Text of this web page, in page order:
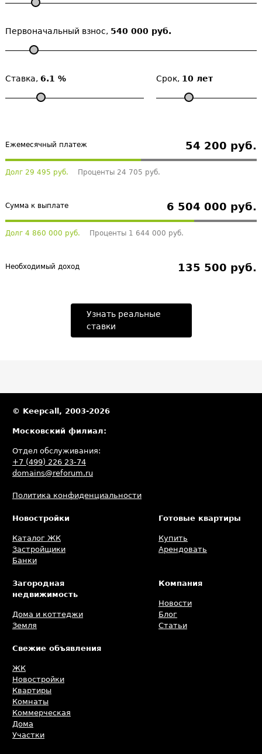
Первоначальный взнос, 540 000 руб.
Ставка, 6.1 % Срок, 10 лет
Ежемесячный платеж 54 200 руб.
Долг 29 495 руб. Проценты 24 705 руб.
Сумма к выплате 6 504 000 руб.
Долг 4 860 000 руб. Проценты 1 644 000 руб.
Необходимый доход 135 500 руб.
Узнать реальные
ставки
© Keepcall, 2003-2026
Московский филиал:
Отдел обслуживания:
+7 (499) 226 23-74
domains@reforum.ru
Политика конфиденциальности
Новостройки
Каталог ЖК
Застройщики
Банки
Готовые квартиры
Купить
Арендовать
Загородная
недвижимость
Дома и коттеджи
Земля
Компания
Новости
Блог
Статьи
Свежие объявления
ЖК
Новостройки
Квартиры
Комнаты
Коммерческая
Дома
Участки